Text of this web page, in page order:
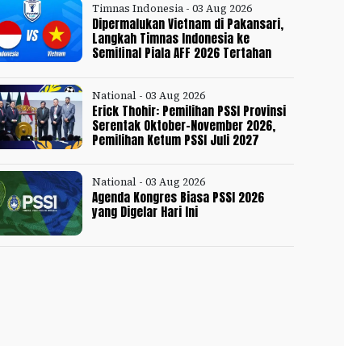
Timnas Indonesia - 03 Aug 2026
Dipermalukan Vietnam di Pakansari,
Langkah Timnas Indonesia ke
Semifinal Piala AFF 2026 Tertahan
National - 03 Aug 2026
Erick Thohir: Pemilihan PSSI Provinsi
Serentak Oktober-November 2026,
Pemilihan Ketum PSSI Juli 2027
National - 03 Aug 2026
Agenda Kongres Biasa PSSI 2026
yang Digelar Hari Ini